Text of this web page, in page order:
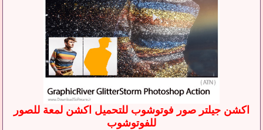
اكشن جيلتر صور فوتوشوب للتحميل اكشن لمعة للصور
للفوتوشوب